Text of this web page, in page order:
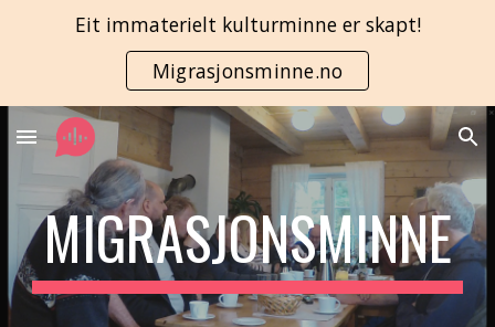
Skip to navigation
Eit immaterielt kulturminne er skapt!
Migrasjonsminne.no
MIGRASJONSMINNE